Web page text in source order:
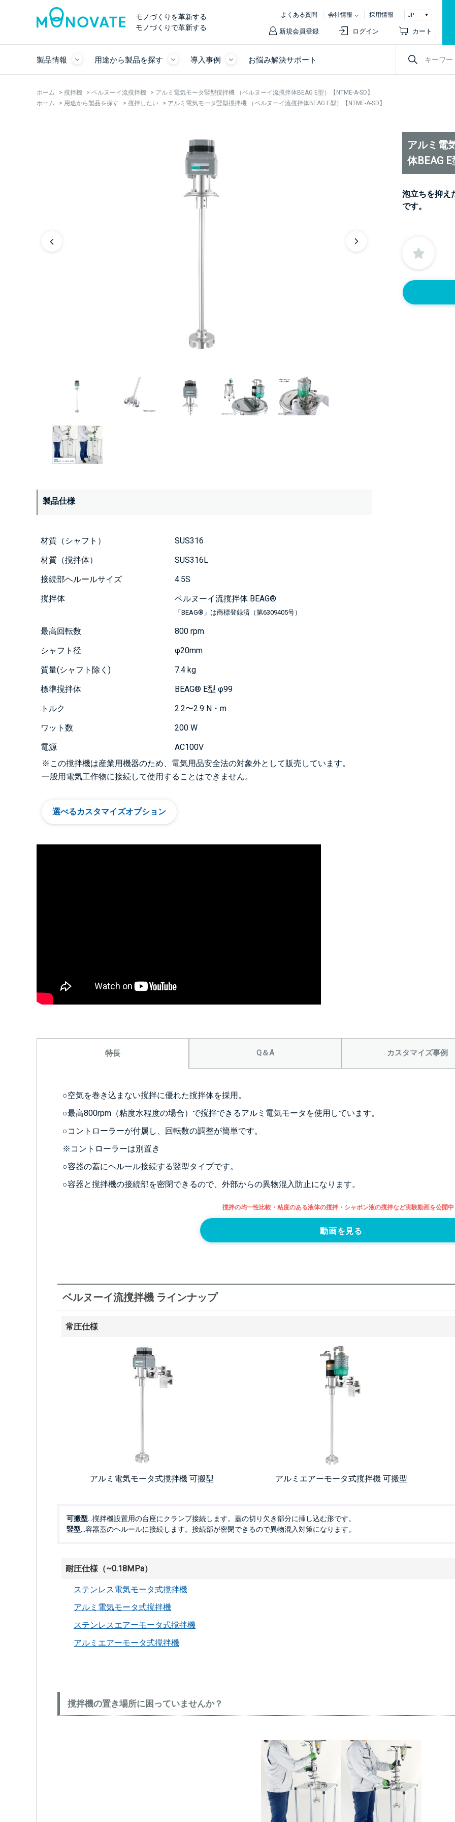
モノづくりを革新する
モノづくりで革新する
よくある質問 会社情報 採用情報
新規会員登録 ログイン カート
製品情報 用途から製品を探す 導入事例 お悩み解決サポート
ホーム > 撹拌機 > ベルヌーイ流撹拌機 > アルミ電気モータ竪型撹拌機 （ベルヌーイ流撹拌体BEAG E型）【NTME-A-SD】
ホーム
> 用途から製品を探す > 撹拌したい > アルミ電気モータ竪型撹拌機 （ベルヌーイ流撹拌体BEAG E型）【NTME-A-SD】
製品仕様
材質（シャフト）
SUS316
材質（撹拌体）
SUS316L
接続部ヘルールサイズ
4.5S
撹拌体
ベルヌーイ流撹拌体 BEAG®
「BEAG®」は商標登録済（第6309405号）
最高回転数
800 rpm
シャフト径
φ20mm
質量(シャフト除く)
7.4 kg
標準撹拌体
BEAG® E型 φ99
トルク
2.2〜2.9 N・m
ワット数
200 W
電源
AC100V
※この撹拌機は産業用機器のため、電気用品安全法の対象外として販売しています。
一般用電気工作物に接続して使用することはできません。
選べるカスタマイズオプション
アルミ電
体BEAG
泡立ちを抑え
です。
特長 Q＆A カスタマイズ事例
○空気を巻き込まない撹拌に優れた撹拌体を採用。
○最高800rpm（粘度水程度の場合）で撹拌できるアルミ電気モータを使用しています。
○コントローラーが付属し、回転数の調整が簡単です。
※コントローラーは別置き
○容器の蓋にヘルール接続する竪型タイプです。
○容器と撹拌機の接続部を密閉できるので、外部からの異物混入防止になります。
撹拌の均一性比較・粘度のある液体の撹拌・シャボン液の撹拌など実験動画を公開
動画を見る
ベルヌーイ流撹拌機 ラインナップ
常圧仕様
アルミ電気モータ式撹拌機 可搬型 アルミエアーモータ式撹拌機 可搬型
可搬型 …撹拌機設置用の台座にクランプ接続します。蓋の切り欠き部分に挿し込む形です。
竪型 …容器蓋のヘルールに接続します。接続部が密閉できるので異物混入対策になります。
耐圧仕様（~0.18MPa）
ステンレス電気モータ式撹拌機
アルミ電気モータ式撹拌機
ステンレスエアーモータ式撹拌機
アルミエアーモータ式撹拌機
撹拌機の置き場所に困っていませんか？